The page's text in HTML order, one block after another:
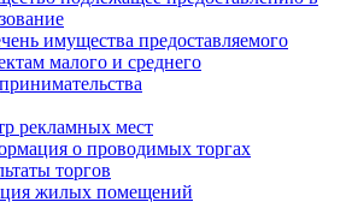
имущества предоставляемого
малого и среднего
рекламных мест
о проводимых торгах
торгов
жилых помещений